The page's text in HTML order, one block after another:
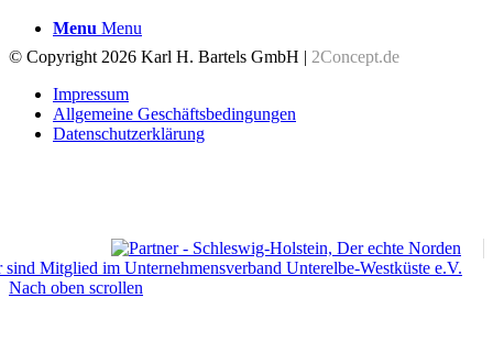
Menu Menu
© Copyright 2026 Karl H. Bartels GmbH | 2Concept.de
Impressum
Allgemeine Geschäftsbedingungen
Datenschutzerklärung
Nach oben scrollen